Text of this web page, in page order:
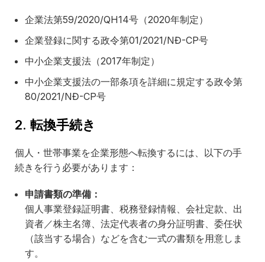
企業法第59/2020/QH14号（2020年制定）
企業登録に関する政令第01/2021/NĐ-CP号
中小企業支援法（2017年制定）
中小企業支援法の一部条項を詳細に規定する政令第
80/2021/NĐ-CP号
2. 転換手続き
個人・世帯事業を企業形態へ転換するには、以下の手
続きを行う必要があります：
申請書類の準備：
個人事業登録証明書、税務登録情報、会社定款、出
資者／株主名簿、法定代表者の身分証明書、委任状
（該当する場合）などを含む一式の書類を用意しま
す。